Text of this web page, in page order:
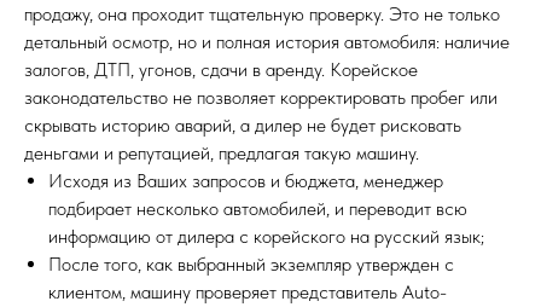
продажу, она проходит тщательную проверку. Это не только
детальный осмотр, но и полная история автомобиля: наличие
залогов, ДТП, угонов, сдачи в аренду. Корейское
законодательство не позволяет корректировать пробег или
скрывать историю аварий, а дилер не будет рисковать
деньгами и репутацией, предлагая такую машину.
Исходя из Ваших запросов и бюджета, менеджер
подбирает несколько автомобилей, и переводит всю
информацию от дилера с корейского на русский язык;
После того, как выбранный экземпляр утвержден с
клиентом, машину проверяет представитель Auto-